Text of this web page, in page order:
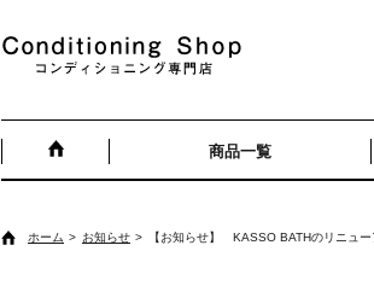
商品一覧
ホーム お知らせ 【お知らせ】 KASSO BATHのリニュー